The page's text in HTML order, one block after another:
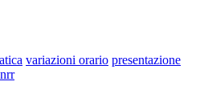
variazioni orario presentazione